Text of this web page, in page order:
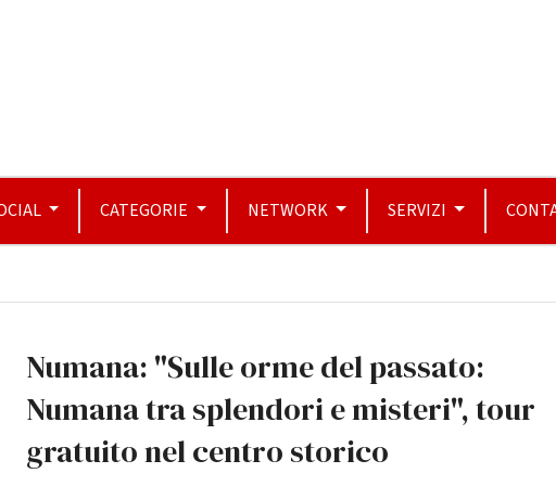
CATEGORIE NETWORK SERVIZI
Numana: "Sulle orme del passato:
Numana tra splendori e misteri", tour
gratuito nel centro storico